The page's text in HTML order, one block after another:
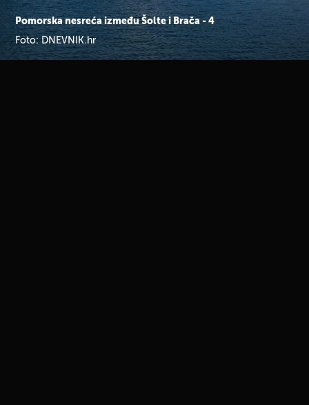
Pomorska nesreća između Šolte i Brača - 4
Foto: DNEVNIK.hr